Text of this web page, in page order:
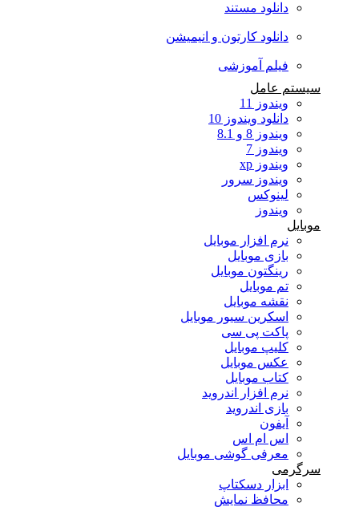
دانلود مستند
دانلود کارتون و انیمیشن
فیلم آموزشی
سیستم عامل
ویندوز 11
دانلود ویندوز 10
ویندوز 8 و 8.1
ویندوز 7
ویندوز xp
ویندوز سرور
لینوکس
ویندوز
موبایل
نرم افزار موبایل
بازی موبایل
رینگتون موبایل
تم موبایل
نقشه موبایل
اسکرین سیور موبایل
پاکت پی سی
کلیپ موبایل
عکس موبایل
کتاب موبایل
نرم افزار اندروید
بازی اندروید
آیفون
اس ام اس
معرفی گوشی موبایل
سرگرمی
ابزار دسکتاپ
محافظ نمایش